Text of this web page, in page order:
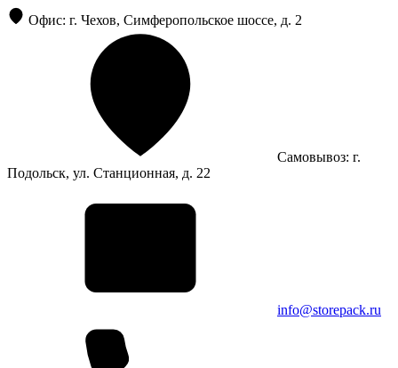
Офис: г. Чехов, Симферопольское шоссе, д. 2
Самовывоз: г.
Подольск, ул. Станционная, д. 22
info@storepack.ru